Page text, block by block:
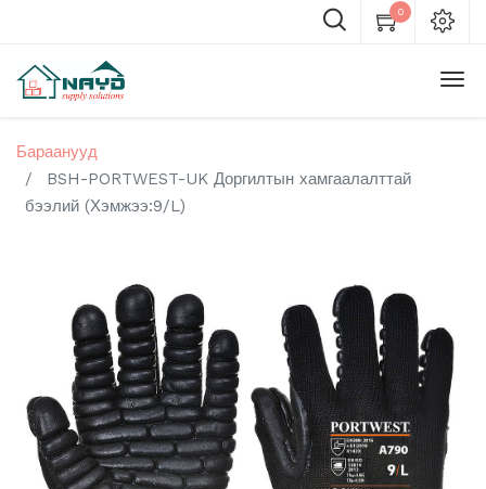
0
Бараанууд
BSH-PORTWEST-UK Доргилтын хамгаалалттай
бээлий (Хэмжээ:9/L)